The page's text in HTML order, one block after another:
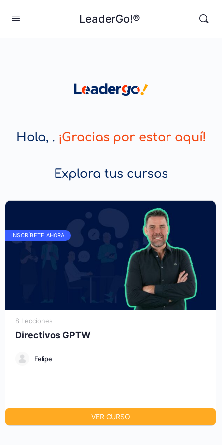
LeaderGo!®
Hola, . ¡Gracias por estar aquí!
Explora tus cursos
INSCRÍBETE AHORA
8 Lecciones
Directivos GPTW
Felipe
VER CURSO